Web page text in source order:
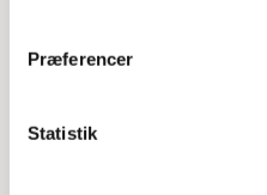
Præferencer
Statistik
hver uge, fortæller Stine:
”Spejderne spørger om alt